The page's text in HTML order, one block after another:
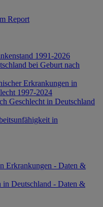
Report
1991-2026
bei Geburt nach
Erkrankungen in
1997-2024
Geschlecht in Deutschland
in
Erkrankungen - Daten &
in Deutschland - Daten &